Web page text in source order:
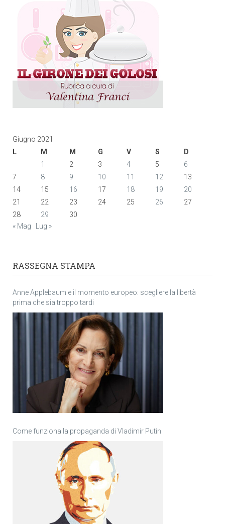
Giugno 2021
L
M M G V S
D
1
2 3 4 5
6
7
8 9 10 11 12
13
14
15 16 17 18 19
20
21
22 23 24 25 26
27
28
29
30
« Mag
Lug »
RASSEGNA STAMPA
Anne Applebaum e il momento europeo: scegliere la libertà
prima che sia troppo tardi
Come funziona la propaganda di Vladimir Putin